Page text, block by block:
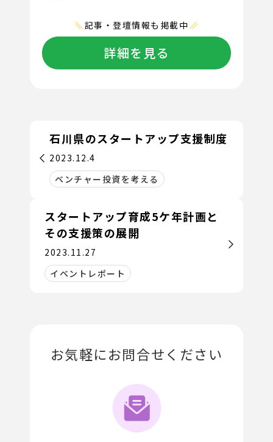
記事・登壇情報も掲載中
詳細を見る
石川県のスタートアップ支援制度
2023.12.4
ベンチャー投資を考える
スタートアップ育成5ケ年計画と
その支援策の展開
2023.11.27
イベントレポート
お気軽にお問合せください